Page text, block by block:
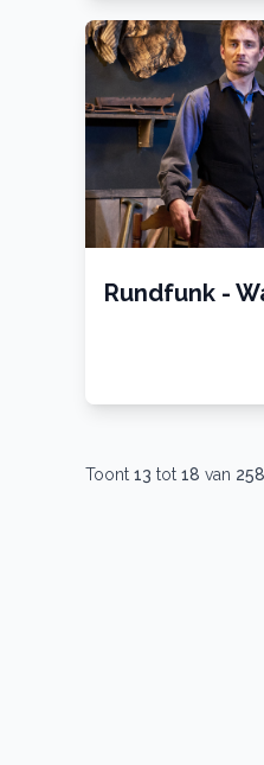
Rundfunk -
Toont 13 tot 18 van 258